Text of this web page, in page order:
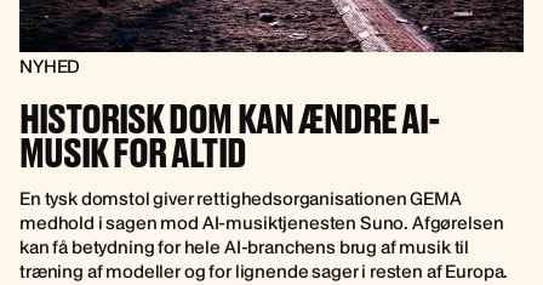
NYHED
HISTORISK DOM KAN ÆNDRE AI-
MUSIK FOR ALTID
En tysk domstol giver rettighedsorganisationen GEMA
medhold i sagen mod AI-musiktjenesten Suno. Afgørelsen
kan få betydning for hele AI-branchens brug af musik til
træning af modeller og for lignende sager i resten af Europa.